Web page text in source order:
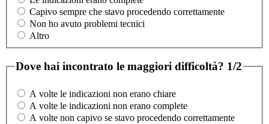
Capivo sempre che stavo procedendo correttamente
Non ho avuto problemi tecnici
Altro
Dove hai incontrato le maggiori difficoltà? 1/2
A volte le indicazioni non erano chiare
A volte le indicazioni non erano complete
A volte non capivo se stavo procedendo correttamente